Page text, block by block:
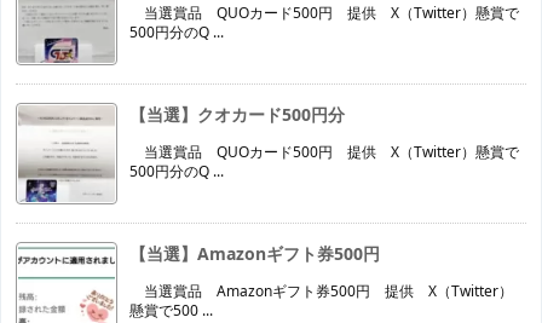
当選賞品 QUOカード500円 提供 X（Twitter）懸賞で
500円分のQ ...
【当選】クオカード500円分
当選賞品 QUOカード500円 提供 X（Twitter）懸賞で
500円分のQ ...
【当選】Amazonギフト券500円
当選賞品 Amazonギフト券500円 提供 X（Twitter）
懸賞で500 ...